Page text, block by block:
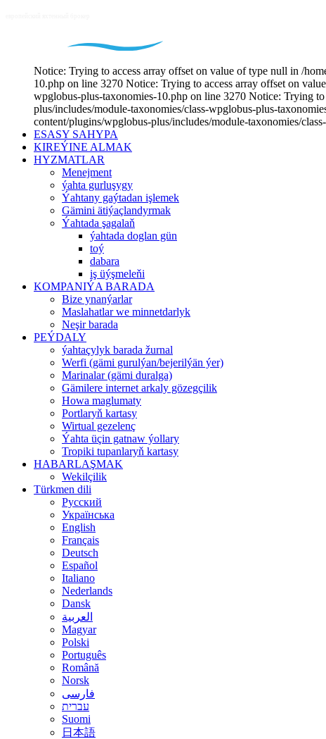
Notice: Trying to access array offset on value of type null in /
10.php on line 3270 Notice: Trying to access array offset on
wpglobus-plus-taxonomies-10.php on line 3270 Notice: Trying
plus/includes/module-taxonomies/class-wpglobus-plus-
content/plugins/wpglobus-plus/includes/module-taxonomies/
ESASY SAHYPA
KIREÝINE ALMAK
HYZMATLAR
Menejment
ýahta gurluşygy
Ýahtany gaýtadan işlemek
Gämini ätiýaçlandyrmak
Ýahtada şagalaň
ýahtada doglan gün
toý
dabara
iş üýşmeleňi
KOMPANIÝA BARADA
Bize ynanýarlar
Maslahatlar we minnetdarlyk
Neşir barada
PEÝDALY
ýahtaçylyk barada žurnal
Werfi (gämi gurulýan/bejerilýän ýer)
Marinalar (gämi duralga)
Gämilere internet arkaly gözegçilik
Howa maglumaty
Portlaryň kartasy
Wirtual gezelenç
Ýahta üçin gatnaw ýollary
Tropiki tupanlaryň kartasy
HABARLAŞMAK
Wekilçilik
Türkmen dili
Русский
Українська
English
Français
Deutsch
Español
Italiano
Nederlands
Dansk
العربية
Magyar
Polski
Português
Română
Norsk
فارسی
עברית
Suomi
日本語